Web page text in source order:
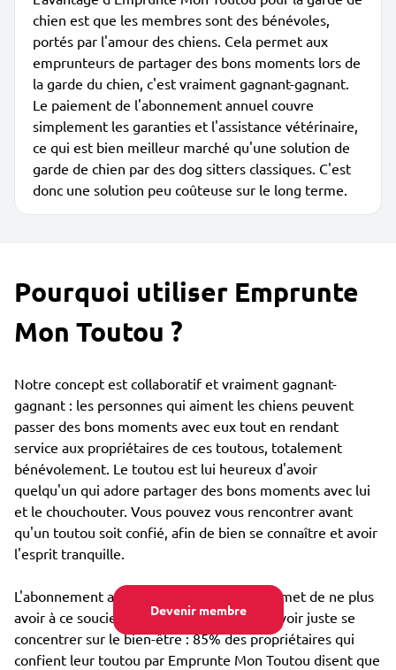
Devenir membre
chien est que les membres sont des bénévoles,
portés par l'amour des chiens. Cela permet aux
emprunteurs de partager des bons moments lors de
la garde du chien, c'est vraiment gagnant-gagnant.
Le paiement de l'abonnement annuel couvre
simplement les garanties et l'assistance vétérinaire,
ce qui est bien meilleur marché qu'une solution de
garde de chien par des dog sitters classiques. C'est
donc une solution peu coûteuse sur le long terme.
Pourquoi utiliser Emprunte
Mon Toutou ?
Notre concept est collaboratif et vraiment gagnant-
gagnant : les personnes qui aiment les chiens peuvent
passer des bons moments avec eux tout en rendant
service aux propriétaires de ces toutous, totalement
bénévolement. Le toutou est lui heureux d'avoir
quelqu'un qui adore partager des bons moments avec lui
et le chouchouter. Vous pouvez vous rencontrer avant
qu'un toutou soit confié, afin de bien se connaître et avoir
l'esprit tranquille.
L'abonnement annuel très bon marché permet de ne plus
avoir à ce soucier du coût de garde, et pouvoir juste se
concentrer sur le bien-être : 85% des propriétaires qui
confient leur toutou par Emprunte Mon Toutou disent que